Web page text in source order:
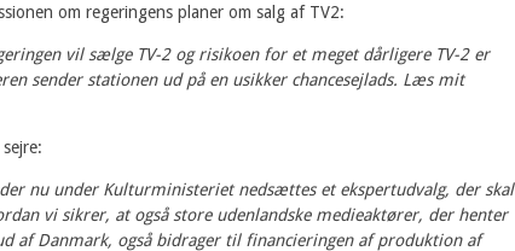
om regeringens planer om salg af TV2:
vil sælge TV-2 og risikoen for et meget dårligere TV-2 er
sender stationen ud på en usikker chancesejlads. Læs mit
nu under Kulturministeriet nedsættes et ekspertudvalg, der skal
vi sikrer, at også store udenlandske medieaktører, der henter
af Danmark, også bidrager til financieringen af produktion af